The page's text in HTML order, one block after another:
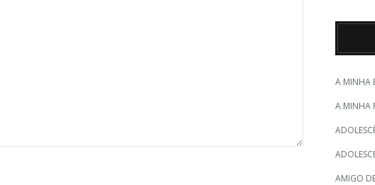
A MINHA
A MINHA
AMIGO